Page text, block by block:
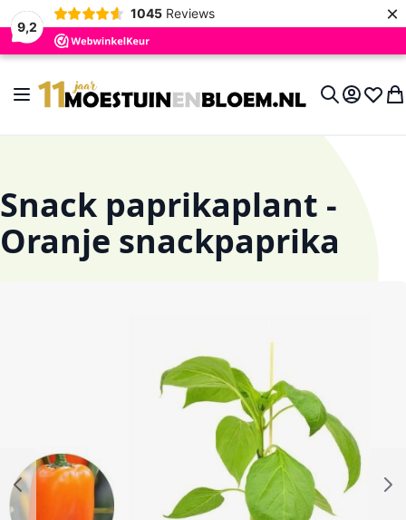
9,2
1045 Reviews ×
Toggle Nav
Account
Snack paprikaplant -
Oranje snackpaprika